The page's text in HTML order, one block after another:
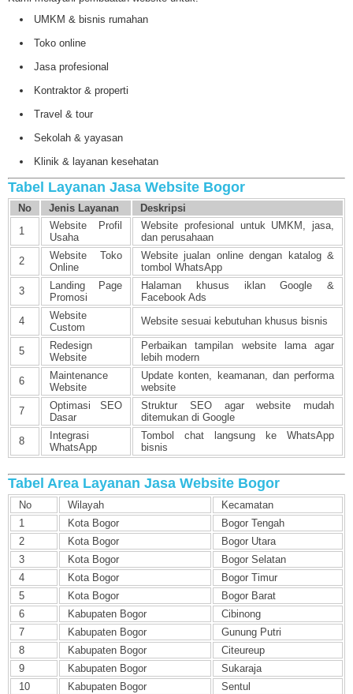
UMKM & bisnis rumahan
Toko online
Jasa profesional
Kontraktor & properti
Travel & tour
Sekolah & yayasan
Klinik & layanan kesehatan
Tabel Layanan Jasa Website Bogor
No Jenis Layanan
Deskripsi
1
Website Profil
Usaha
Website profesional untuk UMKM, jasa,
dan perusahaan
2
Website Toko
Online
Website jualan online dengan katalog &
tombol WhatsApp
3
Landing Page
Promosi
Halaman khusus iklan Google &
Facebook Ads
4
Website
Custom
Website sesuai kebutuhan khusus bisnis
5
Redesign
Website
Perbaikan tampilan website lama agar
lebih modern
6
Maintenance
Website
Update konten, keamanan, dan performa
website
7
Optimasi SEO
Dasar
Struktur SEO agar website mudah
ditemukan di Google
8
Integrasi
WhatsApp
Tombol chat langsung ke WhatsApp
bisnis
Tabel Area Layanan Jasa Website Bogor
No Wilayah
Kecamatan
1
Kota Bogor
Bogor Tengah
2
Kota Bogor
Bogor Utara
3
Kota Bogor
Bogor Selatan
4
Kota Bogor
Bogor Timur
5
Kota Bogor
Bogor Barat
6
Kabupaten Bogor
Cibinong
7
Kabupaten Bogor
Gunung Putri
8
Kabupaten Bogor
Citeureup
9
Kabupaten Bogor
Sukaraja
10
Kabupaten Bogor
Sentul